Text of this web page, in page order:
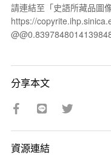
請連結至「史語所藏品圖
https://
分享本文
資源連結